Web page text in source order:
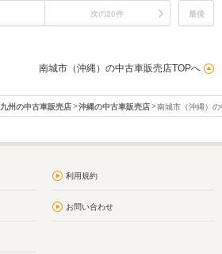
次の20件 最後
南城市（沖縄）の中古車販売店TOPへ
九州の中古車販売店 沖縄の中古車販売店 南城市（沖縄）
利用規約
お問い合わせ